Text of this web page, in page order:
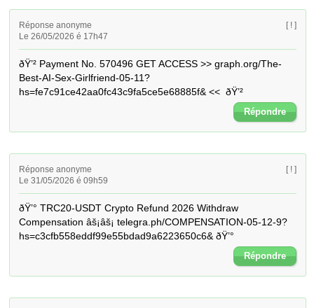
Réponse anonyme
Le 26/05/2026 é 17h47
[ ! ]
ðŸ’² Payment No. 570496 GET ACCESS >> graph.org/The-
Best-AI-Sex-Girlfriend-05-11?
hs=fe7c91ce42aa0fc43c9fa5ce5e68885f& <<  ðŸ’²
Répondre
Réponse anonyme
Le 31/05/2026 é 09h59
[ ! ]
ðŸ’° TRC20-USDT Crypto Refund 2026 Withdraw
Compensation âš¡âš¡ telegra.ph/COMPENSATION-05-12-9?
hs=c3cfb558eddf99e55bdad9a6223650c6& ðŸ’°
Répondre